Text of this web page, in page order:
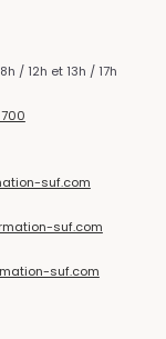
/ 12h et 13h / 17h
suf.com
suf.com
suf.com